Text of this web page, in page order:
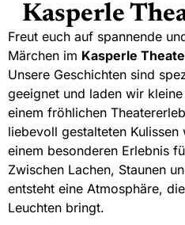
Kasperle
Freut euch auf spannende
Märchen im Kasperle
Unsere Geschichten sind
geeignet und laden wir
einem fröhlichen
liebevoll gestalteten
einem besonderen Erlebnis
Zwischen Lachen, Staunen
entsteht eine Atmosphäre,
Leuchten bringt.